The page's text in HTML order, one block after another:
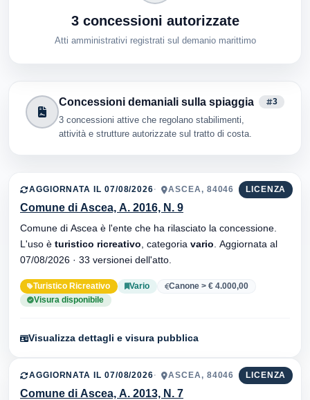
3 concessioni autorizzate
Atti amministrativi registrati sul demanio marittimo
Concessioni demaniali sulla spiaggia
3 concessioni attive che regolano stabilimenti,
attività e strutture autorizzate sul tratto di costa.
3
LICENZA
AGGIORNATA IL 07/08/2026 ASCEA, 84046
Comune di Ascea, A. 2016, N. 9
Comune di Ascea è l'ente che ha rilasciato la concessione.
L'uso è turistico ricreativo , categoria vario
07/08/2026 · 33 versionei dell'atto.
Turistico Ricreativo Vario
Canone > € 4.000,00
Visura disponibile
Visualizza dettagli e visura pubblica
LICENZA
AGGIORNATA IL 07/08/2026 ASCEA, 84046
Comune di Ascea, A. 2013, N. 7